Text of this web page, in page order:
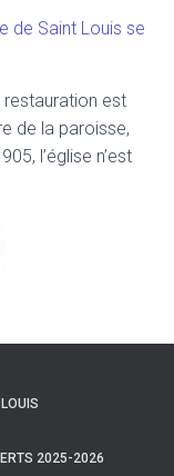
de Saint Louis se
est
de la paroisse,
l’église n’est
2025-2026